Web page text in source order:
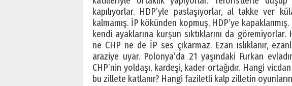
kapılıyorlar. HDP’yle paslaşıyorlar, al takke ver
kalmamış. İP kökünden kopmuş, HDP’ye
kendi ayaklarına kurşun sıktıklarını da
ne CHP ne de İP ses çıkarmaz. Ezan ıslıklanır,
araziye uyar. Polonya’da 21 yaşındaki Furkan
CHP’nin yoldaşı, kardeşi, kader ortağıdır. Hangi
bu zillete katlanır? Hangi faziletli kalp zilletin